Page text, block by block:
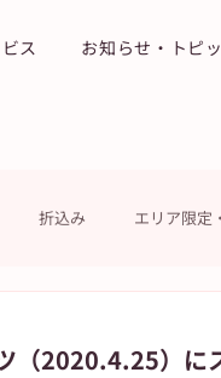
ス お知らせ・トピ
折込み エリア限定
（2020.4.25）に